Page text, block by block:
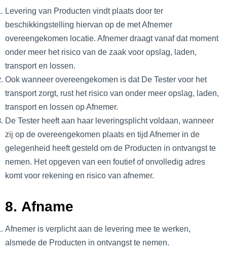
Levering van Producten vindt plaats door ter
beschikkingstelling hiervan op de met Afnemer
overeengekomen locatie. Afnemer draagt vanaf dat moment
onder meer het risico van de zaak voor opslag, laden,
transport en lossen.
Ook wanneer overeengekomen is dat De Tester voor het
transport zorgt, rust het risico van onder meer opslag, laden,
transport en lossen op Afnemer.
De Tester heeft aan haar leveringsplicht voldaan, wanneer
zij op de overeengekomen plaats en tijd Afnemer in de
gelegenheid heeft gesteld om de Producten in ontvangst te
nemen. Het opgeven van een foutief of onvolledig adres
komt voor rekening en risico van afnemer.
8. Afname
Afnemer is verplicht aan de levering mee te werken,
alsmede de Producten in ontvangst te nemen.